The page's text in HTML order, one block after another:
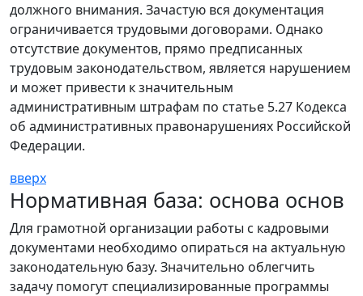
должного внимания. Зачастую вся документация
ограничивается трудовыми договорами. Однако
отсутствие документов, прямо предписанных
трудовым законодательством, является нарушением
и может привести к значительным
административным штрафам по статье 5.27 Кодекса
об административных правонарушениях Российской
Федерации.
вверх
Нормативная база: основа основ
Для грамотной организации работы с кадровыми
документами необходимо опираться на актуальную
законодательную базу. Значительно облегчить
задачу помогут специализированные программы